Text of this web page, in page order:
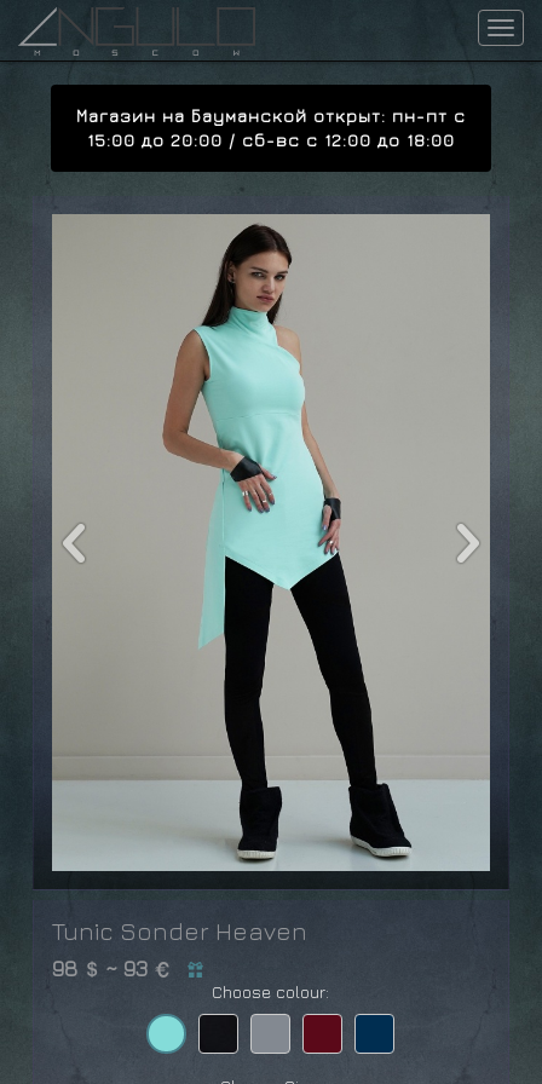
Магазин на Бауманской открыт: пн-пт с
15:00 до 20:00 / сб-вс с 12:00 до 18:00
Tunic Sonder Heaven
98 ~ 93
Choose colour: